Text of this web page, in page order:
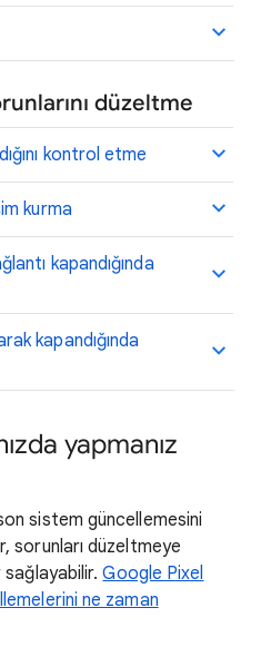
düzeltme
kontrol etme
kurma
kapandığında
kapandığında
yapmanız
sistem güncellemesini
sorunları düzeltmeye
sağlayabilir.Google Pixel
ne zaman